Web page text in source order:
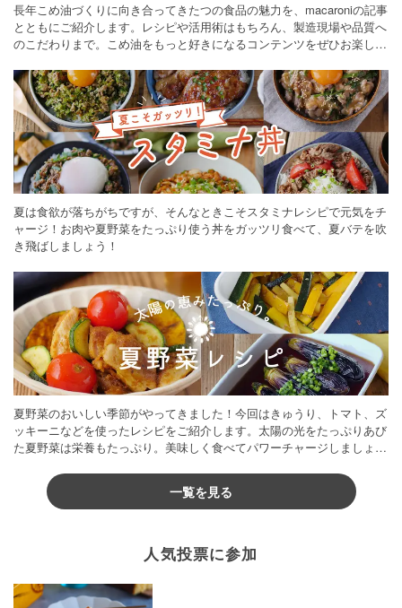
長年こめ油づくりに向き合ってきたつの食品の魅力を、macaroniの記事
とともにご紹介します。レシピや活用術はもちろん、製造現場や品質へ
のこだわりまで。こめ油をもっと好きになるコンテンツをぜひお楽しみ
夏は食欲が落ちがちですが、そんなときこそスタミナレシピで元気をチ
ャージ！お肉や夏野菜をたっぷり使う丼をガッツリ食べて、夏バテを吹
き飛ばしましょう！
夏野菜のおいしい季節がやってきました！今回はきゅうり、トマト、ズ
ッキーニなどを使ったレシピをご紹介します。太陽の光をたっぷりあび
た夏野菜は栄養もたっぷり。美味しく食べてパワーチャージしましょう
一覧を見る
人気投票に参加